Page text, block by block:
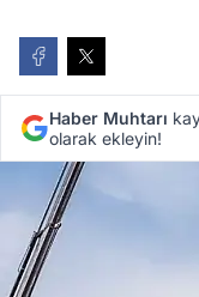
Haber Muhtarı
olarak ekleyin!